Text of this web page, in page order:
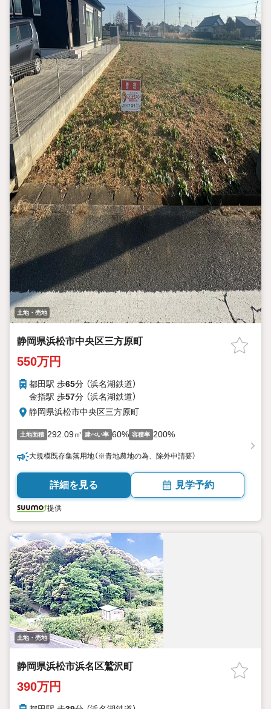
土地・売地
静岡県浜松市中央区三方原町
550万円
都田駅 歩65分 （浜名湖鉄道）
金指駅 歩57分 （浜名湖鉄道）
静岡県浜松市中央区三方原町
土地面積 292.09㎡ 建ぺい率 60% 容積率 200%
大規模既存集落用地（※青地農地の為、除外申請要）
詳細を見る 見学予約
提供
土地・売地
静岡県浜松市浜名区鷲沢町
390万円